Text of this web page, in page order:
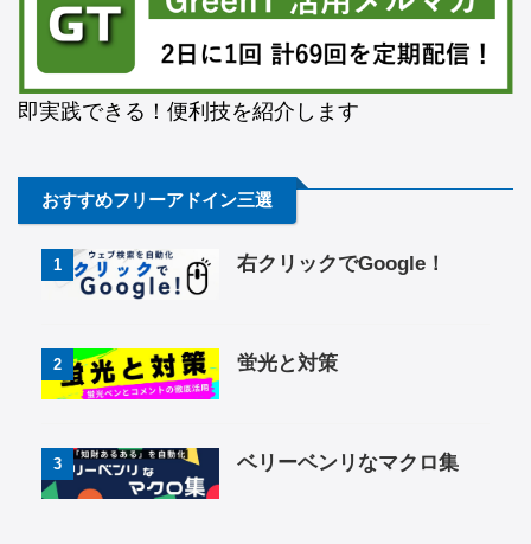
即実践できる！便利技を紹介します
おすすめフリーアドイン三選
1 右クリックでGoogle！
2 蛍光と対策
3 ベリーベンリなマクロ集